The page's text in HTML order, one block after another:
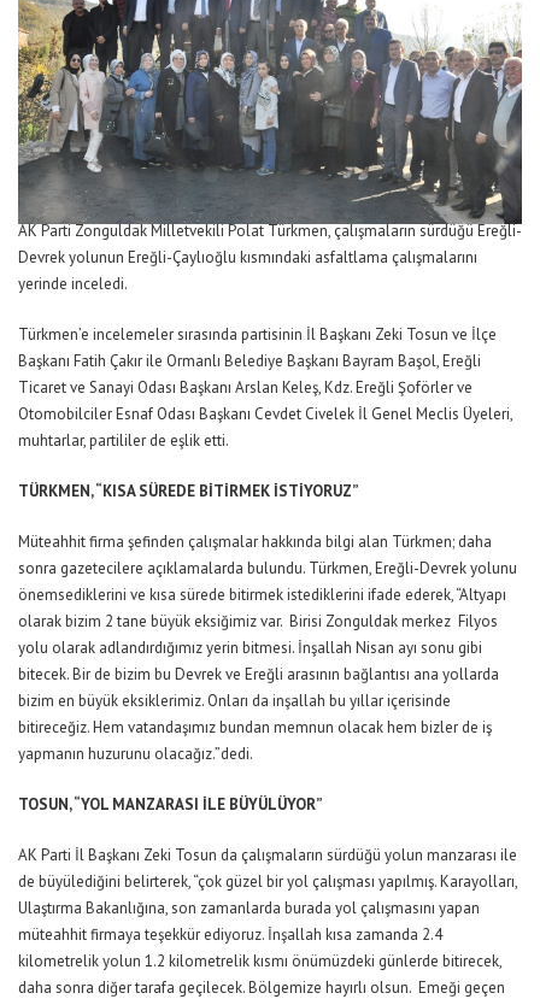
AK Parti Zonguldak Milletvekili Polat Türkmen, çalışmaların sürdüğü Ereğli-
Devrek yolunun Ereğli-Çaylıoğlu kısmındaki asfaltlama çalışmalarını
yerinde inceledi.
Türkmen’e incelemeler sırasında partisinin İl Başkanı Zeki Tosun ve İlçe
Başkanı Fatih Çakır ile Ormanlı Belediye Başkanı Bayram Başol, Ereğli
Ticaret ve Sanayi Odası Başkanı Arslan Keleş, Kdz. Ereğli Şoförler ve
Otomobilciler Esnaf Odası Başkanı Cevdet Civelek İl Genel Meclis Üyeleri,
muhtarlar, partililer de eşlik etti.
TÜRKMEN, “KISA SÜREDE BİTİRMEK İSTİYORUZ”
Müteahhit firma şefinden çalışmalar hakkında bilgi alan Türkmen; daha
sonra gazetecilere açıklamalarda bulundu. Türkmen, Ereğli-Devrek yolunu
önemsediklerini ve kısa sürede bitirmek istediklerini ifade ederek, “Altyapı
olarak bizim 2 tane büyük eksiğimiz var. Birisi Zonguldak merkez Filyos
yolu olarak adlandırdığımız yerin bitmesi. İnşallah Nisan ayı sonu gibi
bitecek. Bir de bizim bu Devrek ve Ereğli arasının bağlantısı ana yollarda
bizim en büyük eksiklerimiz. Onları da inşallah bu yıllar içerisinde
bitireceğiz. Hem vatandaşımız bundan memnun olacak hem bizler de iş
yapmanın huzurunu olacağız.”dedi.
TOSUN, “YOL MANZARASI İLE BÜYÜLÜYOR”
AK Parti İl Başkanı Zeki Tosun da çalışmaların sürdüğü yolun manzarası ile
de büyülediğini belirterek, “çok güzel bir yol çalışması yapılmış. Karayolları,
Ulaştırma Bakanlığına, son zamanlarda burada yol çalışmasını yapan
müteahhit firmaya teşekkür ediyoruz. İnşallah kısa zamanda 2.4
kilometrelik yolun 1.2 kilometrelik kısmı önümüzdeki günlerde bitirecek,
daha sonra diğer tarafa geçilecek. Bölgemize hayırlı olsun. Emeği geçen